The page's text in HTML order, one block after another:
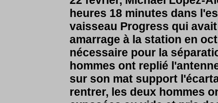
heures 18 minutes dans
vaisseau Progress qui
amarrage à la station en
nécessaire pour la
hommes ont replié
sur son mat support
rentrer, les deux hommes